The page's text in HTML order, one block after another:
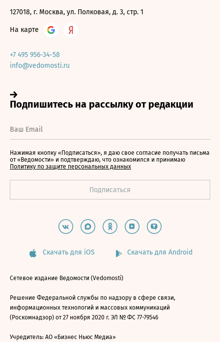
127018, г. Москва, ул. Полковая, д. 3, стр. 1
На карте
+7 495 956-34-58
info@vedomosti.ru
Нажимая кнопку «Подписаться», я даю свое согласие получать письма
от «Ведомости» и подтверждаю, что ознакомился и принимаю
Политику по защите персональных данных
Скачать для iOS Скачать для Android
Сетевое издание Ведомости (Vedomosti)
Решение Федеральной службы по надзору в сфере связи,
информационных технологий и массовых коммуникаций
(Роскомнадзор) от 27 ноября 2020 г. ЭЛ № ФС 77-79546
Учредитель: АО «Бизнес Ньюс Медиа»